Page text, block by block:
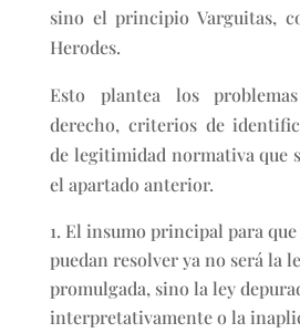
sino el principio Varguitas,
Herodes.
Esto plantea los
derecho, criterios de
de legitimidad normativa que
el apartado anterior.
El insumo principal para
puedan resolver ya no será la
promulgada, sino la ley
interpretativamente o la